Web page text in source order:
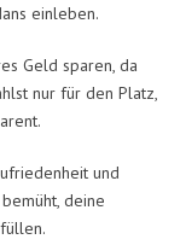
einleben.
Geld sparen, da
nur für den Platz,
und
deine